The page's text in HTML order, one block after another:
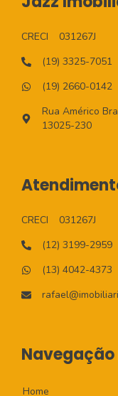
CRECI
031267J
(19) 3325-7051
(19) 2660-0142
Rua Américo
13025-230
CRECI
031267J
(12) 3199-2959
(13) 4042-4373
Home